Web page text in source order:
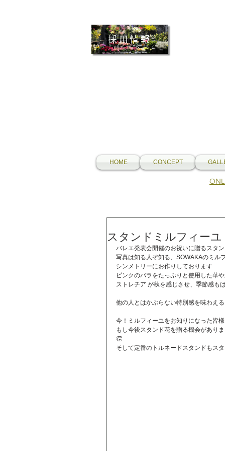
採用情報
HOME CONCEPT
スタンドミルフィーユ
バレエ発表会開催のお祝いに贈るスタ
写真は知る人ぞ知る、SOWAKAのミル
シンメトリーにお作りしております
ピンクのバラをたっぷりと使用した華
ストレチア が秋を感じさせ、季節感も
他の人とはかぶらない特別感を味わえ
今！ミルフィーユをお知りになった皆様
もし今後スタンド花を贈る機会があり
👏
そして定番のトルネードスタンドもス